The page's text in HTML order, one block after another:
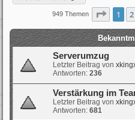
949 Themen Seite 1
1 2
Serverumzug
Letzter Beitrag von
Antworten: 236
Verstärkung im
Letzter Beitrag von
Antworten: 681